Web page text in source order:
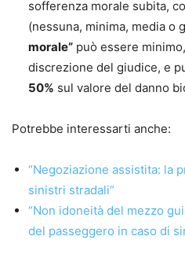
(www.avvocatocarraro.it).
sofferenza morale subita,
(nessuna, minima, media o
morale” può essere
discrezione del giudice, e
50% sul valore del danno
Potrebbe interessarti anche:
“Negoziazione assistita: la
sinistri stradali”
“Non idoneità del mezzo
del passeggero in caso di